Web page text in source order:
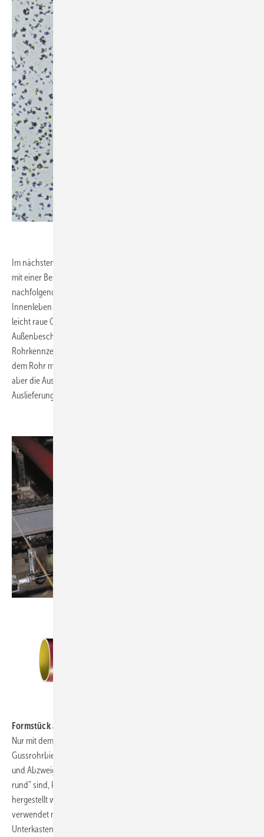
Im nächsten Bearbeitungsschritt werden die Innenflächen der Rohre
mit einer Beschichtung auf Epoxidharzbasis überzogen und
nachfolgend in einem Ofen vernetzt. Diese Schicht schützt das
Innenleben des Rohres vor chemischen Einflüssen und macht die
leicht raue Oberfläche glatt. Was dann noch folgt, ist die
Außenbeschichtung mit Acryllack und das Aufbringen der
Rohrkennzeichnung. Sie sichert die Rückverfolgbarkeit, falls es mit
dem Rohr mal qualitative Probleme geben sollte. Damit solche Fälle
aber die Ausnahme bleiben, wird jeder Meter Rohr vor der
Auslieferung einer letzten Qualitätskontrolle unterzogen.
Formstück aus dem Sandbett
Nur mit dem Rohr allein kann man aber wenig anfangen. Denn
Gussrohrbiegemaschinen hat man ja noch nicht erfunden. Bogen
und Abzweige als Formstücke sind nötig. Da die eben mehr als „nur
rund“ sind, können sie nicht mit dem Schleuderguss-Verfahren
hergestellt werden. Sie entstehen im Sandguss-Verfahren. Hierzu
verwendet man einen Gießkasten, der aus einem Ober- und einem
Unterkasten besteht. Die beiden Gießkastenhälften sind mit einem